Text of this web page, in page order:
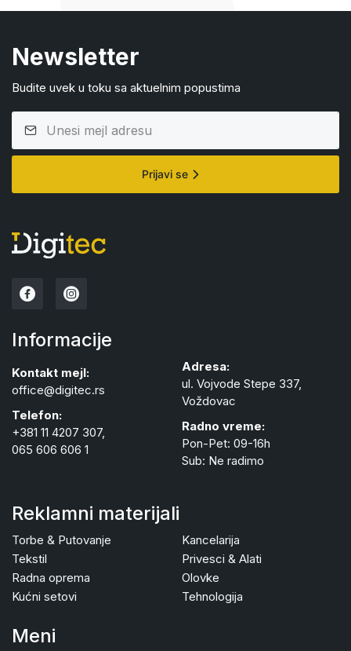
Newsletter
Budite uvek u toku sa aktuelnim popustima
Prijavi se
Informacije
Kontakt mejl:
office@digitec.rs
Telefon:
+381 11 4207 307,
065 606 606 1
Adresa:
ul. Vojvode Stepe 337,
Voždovac
Radno vreme:
Pon-Pet: 09-16h
Sub: Ne radimo
Reklamni materijali
Torbe & Putovanje
Tekstil
Radna oprema
Kućni setovi
Kancelarija
Privesci & Alati
Olovke
Tehnologija
Meni